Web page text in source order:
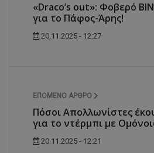
«Draco’s out»: Φοβερό
για το Πάφος-Άρης!
20.11.2025 - 12:27
ΕΠΌΜΕΝΟ ΆΡΘΡΟ
Πόσοι Απολλωνίστες
για το ντέρμπι με
20.11.2025 - 12:21